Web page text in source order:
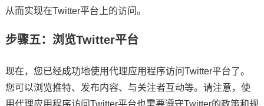
从而实现在Twitter平台上的访问。
步骤五：浏览Twitter平台
现在，您已经成功地使用代理应用程序访问Twitter平台了。
您可以浏览推特、发布内容、与关注者互动等。请注意，使
用代理应用程序访问Twitter平台也需要遵守Twitter的政策和规